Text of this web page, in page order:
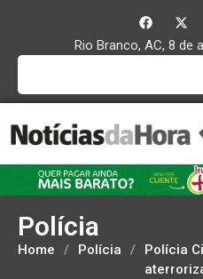
Rio Branco, AC, 8 de
Polícia
Home / Polícia /
Polícia